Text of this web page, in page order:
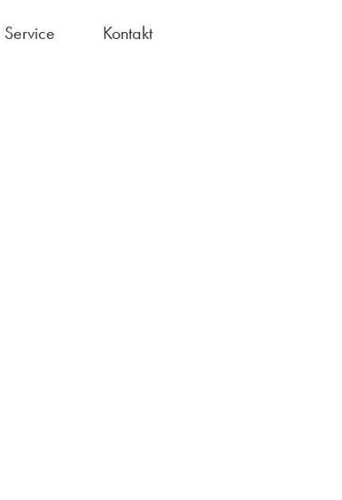
Service Kontakt